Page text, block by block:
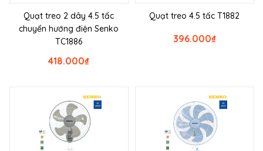
Quạt treo 2 dây 4.5 tấc
chuyển hướng điện Senko
TC1886
₫
418.000
Quạt treo 4.5 tấc T1882
₫
396.000